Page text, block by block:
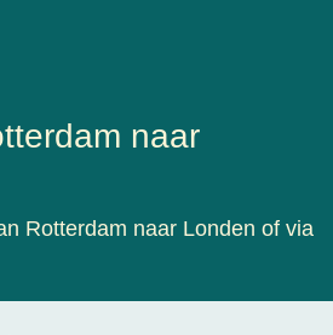
naar
Rotterdam naar Londen of via